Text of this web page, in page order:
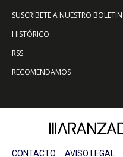
SUSCRÍBETE A NUESTRO BOLETÍN
HISTÓRICO
RSS
RECOMENDAMOS
CONTACTO AVISO LEGAL